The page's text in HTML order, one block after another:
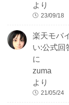
より
23/09/18
楽天モバ
い:公式回
に
zuma
より
21/05/24